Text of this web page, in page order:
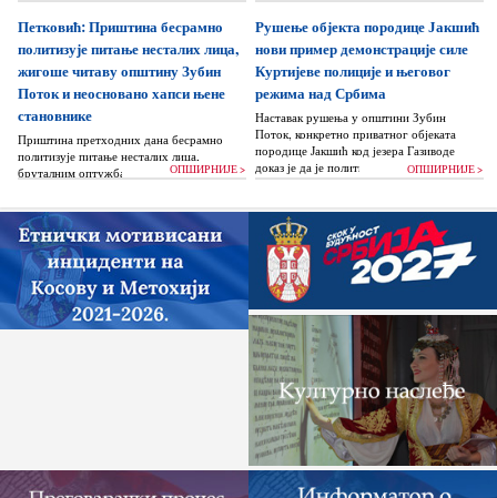
Петковић: Приштина бесрамно
политизује питање несталих лица,
жигоше читаву општину Зубин
Поток и неосновано хапси њене
становнике
Приштина претходних дана бесрамно
политизује питање несталих лица,
бруталним оптужбама на рачун Београда
жигоше...
ОПШИРНИЈЕ >
Рушење објекта породице Јакшић
нови пример демонстрације силе
Куртијеве полиције и његовог
режима над Србима
Наставак рушења у општини Зубин
Поток, конкретно приватног објеката
породице Јакшић код језера Газиводе
доказ је да је политика Аљбина Куртија...
ОПШИРНИЈЕ >